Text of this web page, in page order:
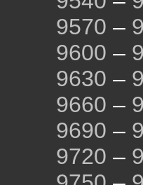
9570 –
9600 –
9630 –
9660 –
9690 –
9720 –